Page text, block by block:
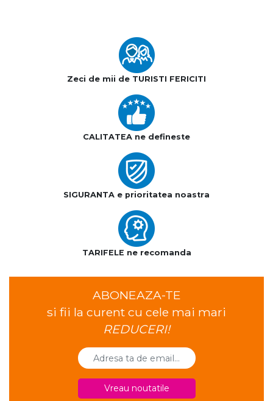
Zeci de mii de TURISTI FERICITI
CALITATEA ne defineste
SIGURANTA e prioritatea noastra
TARIFELE ne recomanda
ABONEAZA-TE
si fii la curent cu cele mai mari
REDUCERI!
Vreau noutatile